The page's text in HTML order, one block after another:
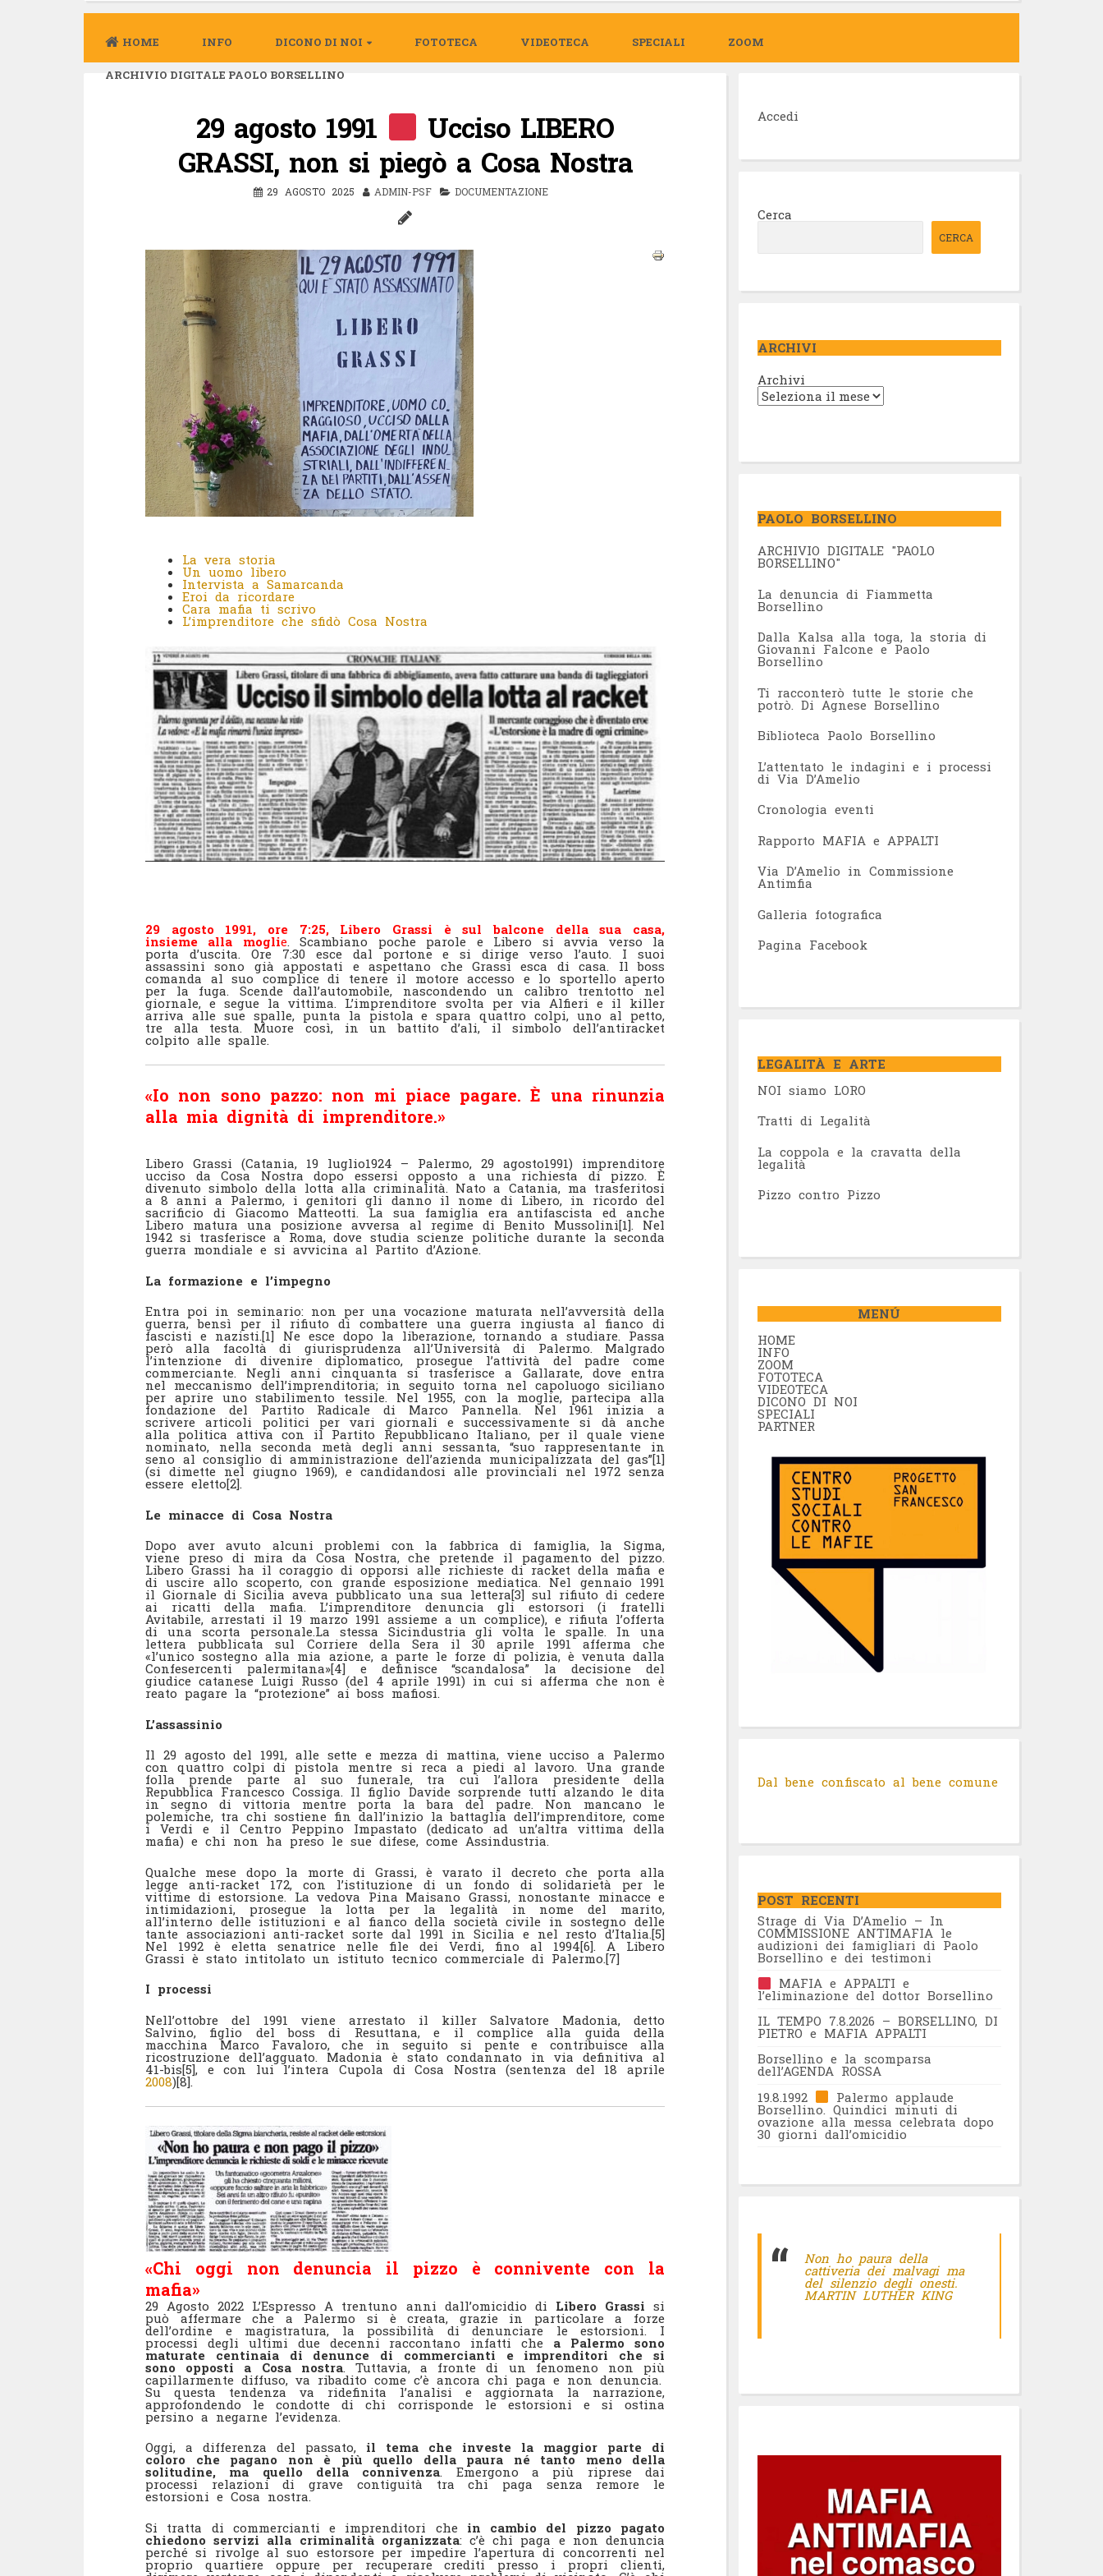
HOME INFO DICONO DI NOI FOTOTECA VIDEOTECA SPECIALI ZOOM
ARCHIVIO DIGITALE PAOLO BORSELLINO
29 agosto 1991
Ucciso LIBERO
GRASSI, non si piegò a Cosa Nostra
29 AGOSTO 2025 ADMIN-PSF DOCUMENTAZIONE
La vera storia
Un uomo libero
Intervista a Samarcanda
Eroi da ricordare
Cara mafia ti scrivo
L’imprenditore che sfidò Cosa Nostra
29 agosto 1991, ore 7:25, Libero Grassi è sul balcone della sua casa,
insieme alla moglie. Scambiano poche parole e Libero si avvia verso la
porta d’uscita. Ore 7:30 esce dal portone e si dirige verso l’auto. I suoi
assassini sono già appostati e aspettano che Grassi esca di casa. Il boss
comanda al suo complice di tenere il motore accesso e lo sportello aperto
per la fuga. Scende dall’automobile, nascondendo un calibro trentotto nel
giornale, e segue la vittima. L’imprenditore svolta per via Alfieri e il killer
arriva alle sue spalle, punta la pistola e spara quattro colpi, uno al petto,
tre alla testa. Muore così, in un battito d’ali, il simbolo dell’antiracket
colpito alle spalle.
«Io non sono pazzo: non mi piace pagare. È una rinunzia
alla mia dignità di imprenditore.»
Libero Grassi (Catania, 19 luglio1924 – Palermo, 29 agosto1991) imprenditore
ucciso da Cosa Nostra dopo essersi opposto a una richiesta di pizzo. È
divenuto simbolo della lotta alla criminalità. Nato a Catania, ma trasferitosi
a 8 anni a Palermo, i genitori gli danno il nome di Libero, in ricordo del
sacrificio di Giacomo Matteotti. La sua famiglia era antifascista ed anche
Libero matura una posizione avversa al regime di Benito Mussolini[1]. Nel
1942 si trasferisce a Roma, dove studia scienze politiche durante la seconda
guerra mondiale e si avvicina al Partito d’Azione.
La formazione e l’impegno
Entra poi in seminario: non per una vocazione maturata nell’avversità della
guerra, bensì per il rifiuto di combattere una guerra ingiusta al fianco di
fascisti e nazisti.[1] Ne esce dopo la liberazione, tornando a studiare. Passa
però alla facoltà di giurisprudenza all’Università di Palermo. Malgrado
l’intenzione di divenire diplomatico, prosegue l’attività del padre come
commerciante. Negli anni cinquanta si trasferisce a Gallarate, dove entra
nel meccanismo dell’imprenditoria; in seguito torna nel capoluogo siciliano
per aprire uno stabilimento tessile. Nel 1955, con la moglie, partecipa alla
fondazione del Partito Radicale di Marco Pannella. Nel 1961 inizia a
scrivere articoli politici per vari giornali e successivamente si dà anche
alla politica attiva con il Partito Repubblicano Italiano, per il quale viene
nominato, nella seconda metà degli anni sessanta, “suo rappresentante in
seno al consiglio di amministrazione dell’azienda municipalizzata del gas”[1]
(si dimette nel giugno 1969), e candidandosi alle provinciali nel 1972 senza
essere eletto[2].
Le minacce di Cosa Nostra
Dopo aver avuto alcuni problemi con la fabbrica di famiglia, la Sigma,
viene preso di mira da Cosa Nostra, che pretende il pagamento del pizzo.
Libero Grassi ha il coraggio di opporsi alle richieste di racket della mafia e
di uscire allo scoperto, con grande esposizione mediatica. Nel gennaio 1991
il Giornale di Sicilia aveva pubblicato una sua lettera[3] sul rifiuto di cedere
ai ricatti della mafia. L’imprenditore denuncia gli estorsori (i fratelli
Avitabile, arrestati il 19 marzo 1991 assieme a un complice), e rifiuta l’offerta
di una scorta personale.La stessa Sicindustria gli volta le spalle. In una
lettera pubblicata sul Corriere della Sera il 30 aprile 1991 afferma che
«l’unico sostegno alla mia azione, a parte le forze di polizia, è venuta dalla
Confesercenti palermitana»[4] e definisce “scandalosa” la decisione del
giudice catanese Luigi Russo (del 4 aprile 1991) in cui si afferma che non è
reato pagare la “protezione” ai boss mafiosi.
L’assassinio
Il 29 agosto del 1991, alle sette e mezza di mattina, viene ucciso a Palermo
con quattro colpi di pistola mentre si reca a piedi al lavoro. Una grande
folla prende parte al suo funerale, tra cui l’allora presidente della
Repubblica Francesco Cossiga. Il figlio Davide sorprende tutti alzando le dita
in segno di vittoria mentre porta la bara del padre. Non mancano le
polemiche, tra chi sostiene fin dall’inizio la battaglia dell’imprenditore, come
i Verdi e il Centro Peppino Impastato (dedicato ad un’altra vittima della
mafia) e chi non ha preso le sue difese, come Assindustria.
Qualche mese dopo la morte di Grassi, è varato il decreto che porta alla
legge anti-racket 172, con l’istituzione di un fondo di solidarietà per le
vittime di estorsione. La vedova Pina Maisano Grassi, nonostante minacce e
intimidazioni, prosegue la lotta per la legalità in nome del marito,
all’interno delle istituzioni e al fianco della società civile in sostegno delle
tante associazioni anti-racket sorte dal 1991 in Sicilia e nel resto d’Italia.[5]
Nel 1992 è eletta senatrice nelle file dei Verdi, fino al 1994[6]. A Libero
Grassi è stato intitolato un istituto tecnico commerciale di Palermo.[7]
I processi
Nell’ottobre del 1991 viene arrestato il killer Salvatore Madonia, detto
Salvino, figlio del boss di Resuttana, e il complice alla guida della
macchina Marco Favaloro, che in seguito si pente e contribuisce alla
ricostruzione dell’agguato. Madonia è stato condannato in via definitiva al
41-bis[5], e con lui l’intera Cupola di Cosa Nostra (sentenza del 18 aprile
2008)[8].
«Chi oggi non denuncia il pizzo è connivente con la
mafia»
29 Agosto 2022 L’Espresso A trentuno anni dall’omicidio di Libero Grassi si
può affermare che a Palermo si è creata, grazie in particolare a forze
dell’ordine e magistratura, la possibilità di denunciare le estorsioni. I
processi degli ultimi due decenni raccontano infatti che a Palermo sono
maturate centinaia di denunce di commercianti e imprenditori che si
sono opposti a Cosa nostra. Tuttavia, a fronte di un fenomeno non più
capillarmente diffuso, va ribadito come c’è ancora chi paga e non denuncia.
Su questa tendenza va ridefinita l’analisi e aggiornata la narrazione,
approfondendo le condotte di chi corrisponde le estorsioni e si ostina
persino a negarne l’evidenza.
Oggi, a differenza del passato, il tema che investe la maggior parte di
coloro che pagano non è più quello della paura né tanto meno della
solitudine, ma quello della connivenza. Emergono a più riprese dai
processi relazioni di grave contiguità tra chi paga senza remore le
estorsioni e Cosa nostra.
Si tratta di commercianti e imprenditori che in cambio del pizzo pagato
chiedono servizi alla criminalità organizzata: c’è chi paga e non denuncia
perché si rivolge al suo estorsore per impedire l’apertura di concorrenti nel
proprio quartiere oppure per recuperare crediti presso i propri clienti,
Accedi
Cerca
CERCA
ARCHIVI
Archivi
PAOLO BORSELLINO
ARCHIVIO DIGITALE "PAOLO
BORSELLINO"
La denuncia di Fiammetta
Borsellino
Dalla Kalsa alla toga, la storia di
Giovanni Falcone e Paolo
Borsellino
Ti racconterò tutte le storie che
potrò. Di Agnese Borsellino
Biblioteca Paolo Borsellino
L’attentato le indagini e i processi
di Via D’Amelio
Cronologia eventi
Rapporto MAFIA e APPALTI
Via D’Amelio in Commissione
Antimfia
Galleria fotografica
Pagina Facebook
LEGALITÀ E ARTE
NOI siamo LORO
Tratti di Legalità
La coppola e la cravatta della
legalità
Pizzo contro Pizzo
MENÚ
HOME
INFO
ZOOM
FOTOTECA
VIDEOTECA
DICONO DI NOI
SPECIALI
PARTNER
Dal bene confiscato al bene comune
POST RECENTI
Strage di Via D’Amelio – In
COMMISSIONE ANTIMAFIA le
audizioni dei famigliari di Paolo
Borsellino e dei testimoni
MAFIA e APPALTI e
l’eliminazione del dottor Borsellino
IL TEMPO 7.8.2026 – BORSELLINO, DI
PIETRO e MAFIA APPALTI
Borsellino e la scomparsa
dell’AGENDA ROSSA
19.8.1992
Palermo applaude
Borsellino. Quindici minuti di
ovazione alla messa celebrata dopo
30 giorni dall’omicidio
Non ho paura della
cattiveria dei malvagi ma
del silenzio degli onesti.
MARTIN LUTHER KING